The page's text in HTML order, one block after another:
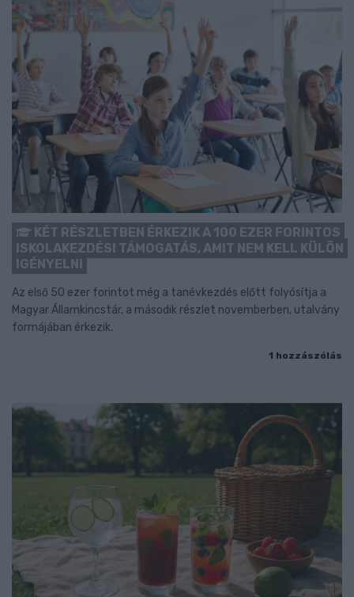
KÉT RÉSZLETBEN ÉRKEZIK A 100 EZER FORINTOS
ISKOLAKEZDÉSI TÁMOGATÁS, AMIT NEM KELL KÜLÖN
IGÉNYELNI
Az első 50 ezer forintot még a tanévkezdés előtt folyósítja a
Magyar Államkincstár, a második részlet novemberben, utalvány
formájában érkezik.
1 hozzászólás